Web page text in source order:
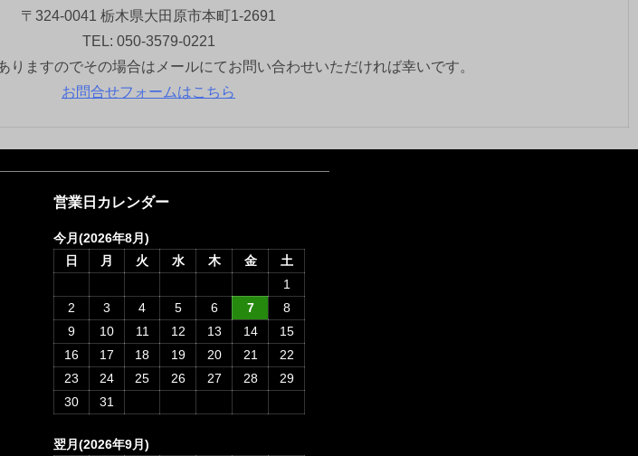
〒324-0041 栃木県大田原市本町1-2691
TEL: 050-3579-0221
りますのでその場合はメールにてお問い合わせいただければ幸いです。
お問合せフォームはこちら
営業日カレンダー
今月(2026年8月)
日
月 火 水 木 金
土
1
2
3 4 5 6 7
8
9
10 11 12 13 14
15
16
17 18 19 20 21
22
23
24 25 26 27 28
29
30
31
翌月(2026年9月)